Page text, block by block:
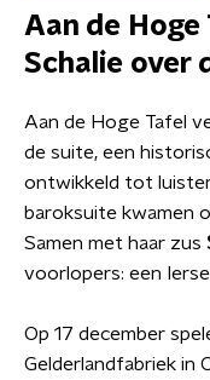
Aan de Hoge
Schalie over
Aan de Hoge Tafel
de suite, een
ontwikkeld tot
baroksuite kwamen
Samen met haar zus
voorlopers: een
Op 17 december
Gelderlandfabriek in